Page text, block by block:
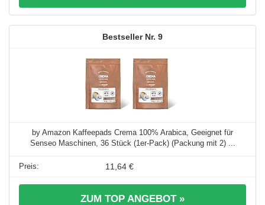
9
by Amazon Kaffeepads Crema 100% Arabica, Geeignet für
Senseo Maschinen, 36 Stück (1er-Pack) (Packung mit 2) ...
11,64 €
ZUM TOP ANGEBOT »